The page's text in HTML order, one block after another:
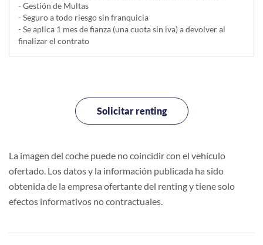
- Gestión de Multas
- Seguro a todo riesgo sin franquicia
- Se aplica 1 mes de fianza (una cuota sin iva) a devolver al
finalizar el contrato
Solicitar renting
La imagen del coche puede no coincidir con el vehículo
ofertado. Los datos y la información publicada ha sido
obtenida de la empresa ofertante del renting y tiene solo
efectos informativos no contractuales.